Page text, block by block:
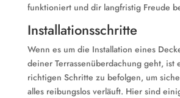
funktioniert und dir langfristig Freude
Installationsschritte
Wenn es um die Installation eines
deiner Terrassenüberdachung geht, ist
richtigen Schritte zu befolgen, um
alles reibungslos verläuft. Hier sind